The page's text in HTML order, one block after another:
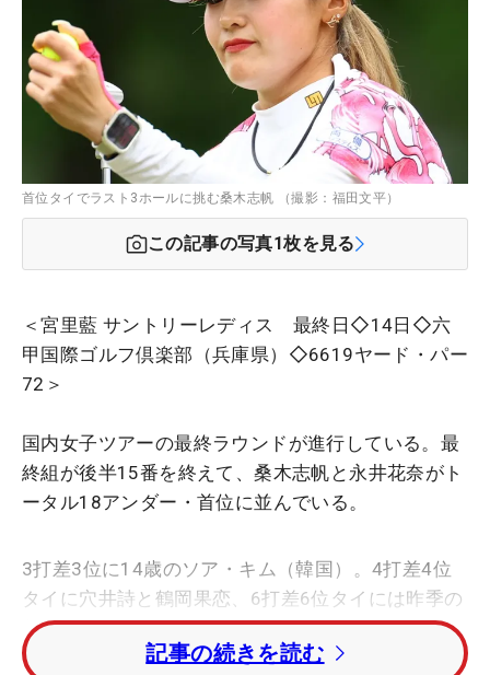
首位タイでラスト3ホールに挑む桑木志帆 （撮影：福田文平）
この記事の写真1枚を見る
＜宮里藍 サントリーレディス 最終日◇14日◇六
甲国際ゴルフ倶楽部（兵庫県）◇6619ヤード・パー
72＞
国内女子ツアーの最終ラウンドが進行している。最
終組が後半15番を終えて、桑木志帆と永井花奈がト
ータル18アンダー・首位に並んでいる。
3打差3位に14歳のソア・キム（韓国）。4打差4位
タイに穴井詩と鶴岡果恋、6打差6位タイには昨季の
年間女王・佐久間朱莉、菅楓華が続いている。
記事の続きを読む